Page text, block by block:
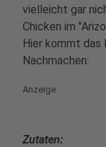
vielleicht gar
Chicken im
Hier kommt das
Nachmachen:
Anzeige
Zutaten: